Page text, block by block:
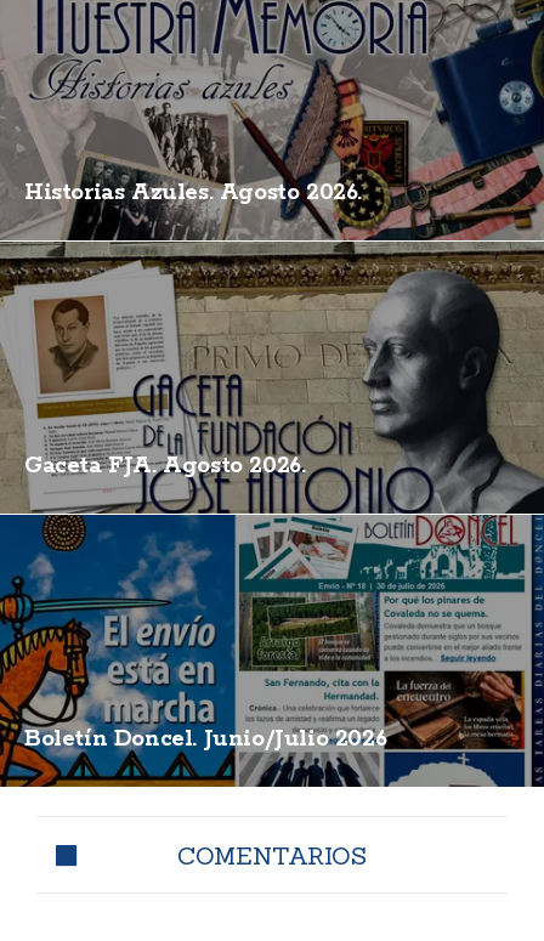
Historias Azules. Agosto 2026.
Gaceta FJA. Agosto 2026.
Boletín Doncel. Junio/Julio 2026
COMENTARIOS